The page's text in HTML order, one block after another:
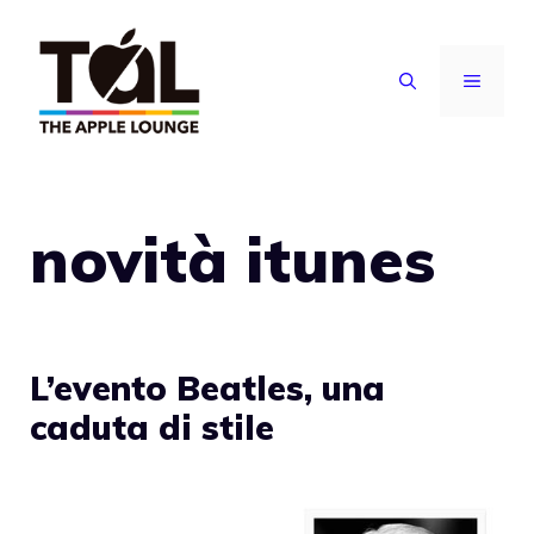
contenuto
MENU
novità itunes
L’evento Beatles, una
caduta di stile